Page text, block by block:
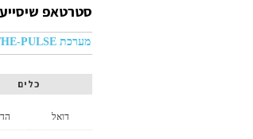
סטרטאפ
מערכת THE-PULSE
כלים
דואל